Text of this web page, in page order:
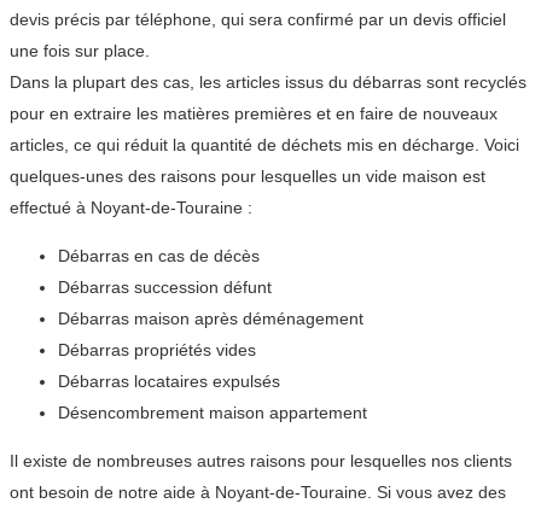
devis précis par téléphone, qui sera confirmé par un devis officiel
une fois sur place.
Dans la plupart des cas, les articles issus du débarras sont recyclés
pour en extraire les matières premières et en faire de nouveaux
articles, ce qui réduit la quantité de déchets mis en décharge. Voici
quelques-unes des raisons pour lesquelles un vide maison est
effectué à Noyant-de-Touraine :
Débarras en cas de décès
Débarras succession défunt
Débarras maison après déménagement
Débarras propriétés vides
Débarras locataires expulsés
Désencombrement maison appartement
Il existe de nombreuses autres raisons pour lesquelles nos clients
ont besoin de notre aide à Noyant-de-Touraine. Si vous avez des